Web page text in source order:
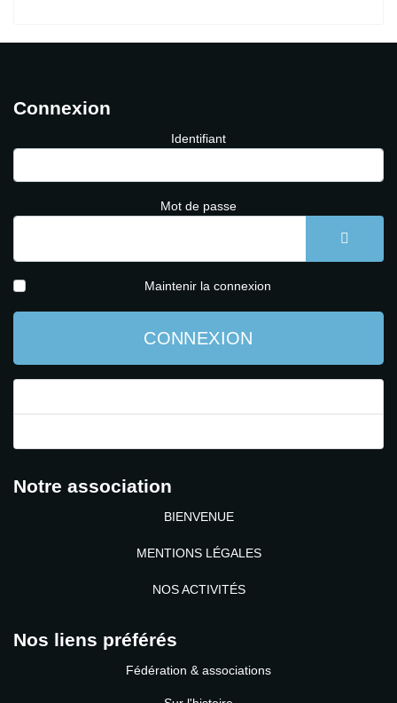
Connexion
Identifiant
Mot de passe
Maintenir la connexion
CONNEXION
Notre association
BIENVENUE
MENTIONS LÉGALES
NOS ACTIVITÉS
Nos liens préférés
Fédération & associations